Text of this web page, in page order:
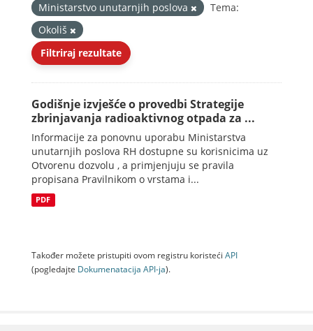
Ministarstvo unutarnjih poslova
Tema:
Okoliš
Filtriraj rezultate
Godišnje izvješće o provedbi Strategije
zbrinjavanja radioaktivnog otpada za ...
Informacije za ponovnu uporabu Ministarstva
unutarnjih poslova RH dostupne su korisnicima uz
Otvorenu dozvolu , a primjenjuju se pravila
propisana Pravilnikom o vrstama i...
PDF
Također možete pristupiti ovom registru koristeći API
(pogledajte Dokumenаtаcijа API-jа).